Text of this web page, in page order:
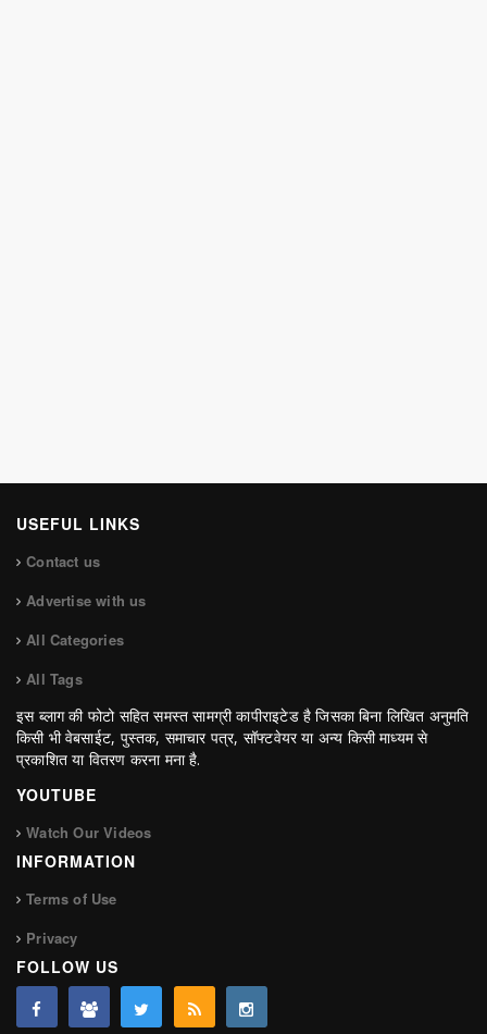
USEFUL LINKS
Contact us
Advertise with us
All Categories
All Tags
इस ब्लाग की फोटो सहित समस्त सामग्री कापीराइटेड है जिसका बिना लिखित अनुमति
किसी भी वेबसाईट, पुस्तक, समाचार पत्र, सॉफ्टवेयर या अन्य किसी माध्यम से
प्रकाशित या वितरण करना मना है.
YOUTUBE
Watch Our Videos
INFORMATION
Terms of Use
Privacy
FOLLOW US